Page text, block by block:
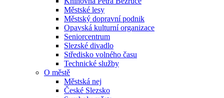
Městské lesy
Městský dopravní podnik
Opavská kulturní organizace
Seniorcentrum
Slezské divadlo
Středisko volného času
Technické služby
O městě
Městská nej
České Slezsko